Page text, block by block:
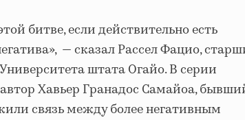
битве, если действительно есть
— сказал Рассел Фацио,
штата Огайо. В серии
Хавьер Гранадос Самайоа,
связь между более негативным